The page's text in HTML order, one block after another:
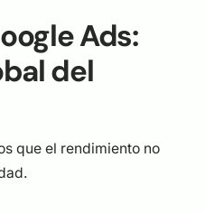
Ads:
del
que el rendimiento no